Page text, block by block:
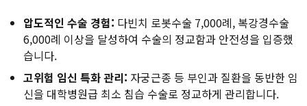
압도적인 수술 경험: 다빈치 로봇수술 7,000례, 복강경수술
6,000례 이상을 달성하여 수술의 정교함과 안전성을 입증했
습니다.
고위험 임신 특화 관리: 자궁근종 등 부인과 질환을 동반한 임
신을 대학병원급 최소 침습 수술로 정교하게 관리합니다.